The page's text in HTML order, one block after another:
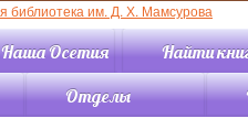
Наша Осетия Найти
Отделы